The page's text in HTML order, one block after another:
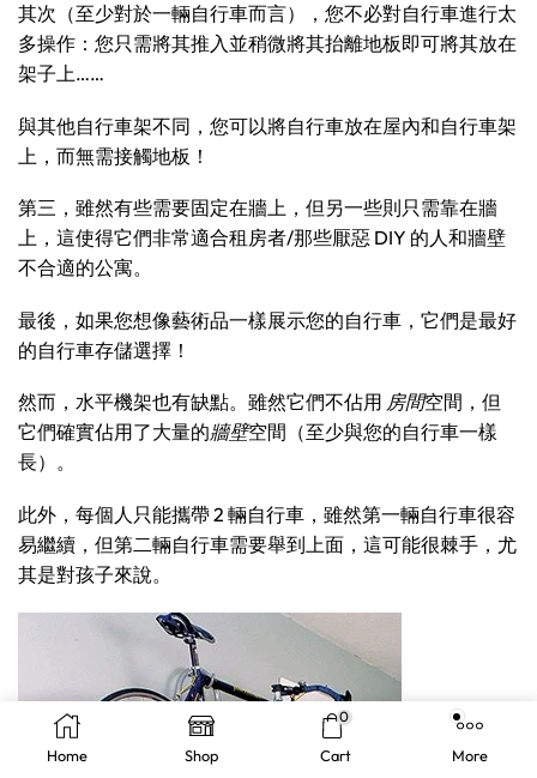
其次（至少對於一輛自行車而言），您不必對自行車進行太
多操作：您只需將其推入並稍微將其抬離地板即可將其放在
架子上……
與其他自行車架不同，您可以將自行車放在屋內和自行車架
上，而無需接觸地板！
第三，雖然有些需要固定在牆上，但另一些則只需靠在牆
上，這使得它們非常適合租房者/那些厭惡 DIY 的人和牆壁
不合適的公寓。
最後，如果您想像藝術品一樣展示您的自行車，它們是最好
的自行車存儲選擇！
然而，水平機架也有缺點。雖然它們不佔用 房間空間，但
它們確實佔用了大量的牆壁空間（至少與您的自行車一樣
長）。
此外，每個人只能攜帶 2 輛自行車，雖然第一輛自行車很容
易繼續，但第二輛自行車需要舉到上面，這可能很棘手，尤
其是對孩子來說。
Home Shop
0
Cart More